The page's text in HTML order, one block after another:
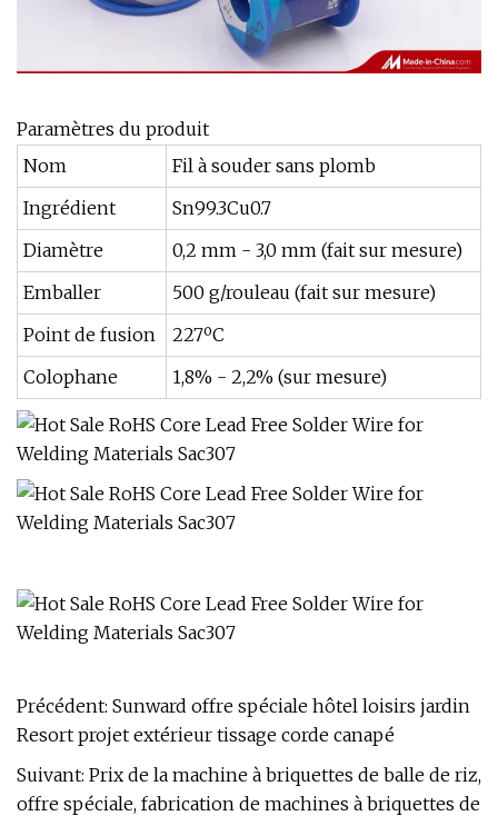
Paramètres du produit
Nom
Fil à souder sans plomb
Ingrédient
Sn99.3Cu0.7
Diamètre
0,2 mm - 3,0 mm (fait sur mesure)
Emballer
500 g/rouleau (fait sur mesure)
Point de fusion
227ºC
Colophane
1,8% - 2,2% (sur mesure)
Précédent: Sunward offre spéciale hôtel loisirs jardin
Resort projet extérieur tissage corde canapé
Suivant: Prix ​​de la machine à briquettes de balle de riz,
offre spéciale, fabrication de machines à briquettes de